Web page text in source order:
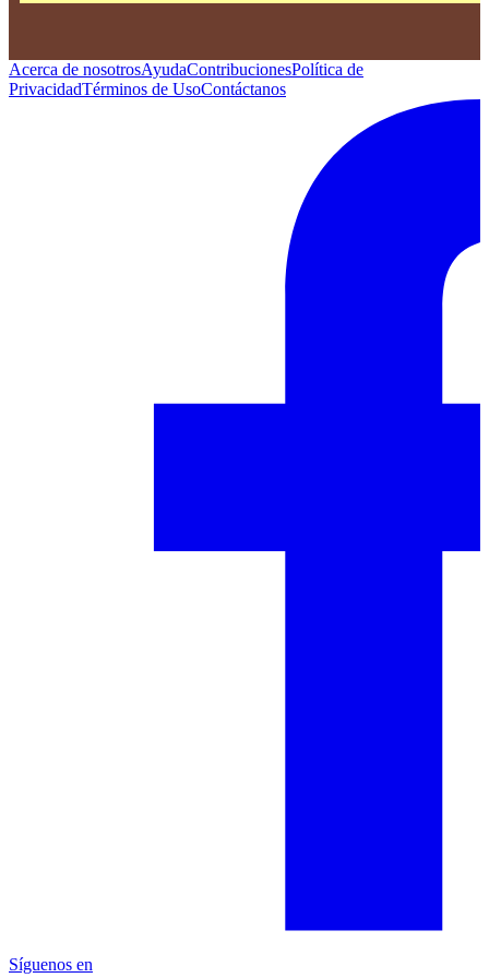
Acerca de nosotrosAyudaContribucionesPolítica de
PrivacidadTérminos de UsoContáctanos
Síguenos en